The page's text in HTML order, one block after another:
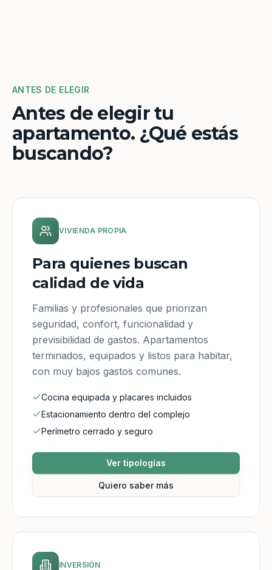
ANTES DE ELEGIR
Antes de elegir tu
apartamento. ¿Qué estás
buscando?
VIVIENDA PROPIA
Para quienes buscan
calidad de vida
Familias y profesionales que priorizan
seguridad, confort, funcionalidad y
previsibilidad de gastos. Apartamentos
terminados, equipados y listos para habitar,
con muy bajos gastos comunes.
Cocina equipada y placares incluidos
Estacionamiento dentro del complejo
Perímetro cerrado y seguro
Ver tipologías
Quiero saber más
INVERSIÓN